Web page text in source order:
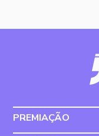
PREMIAÇÃO